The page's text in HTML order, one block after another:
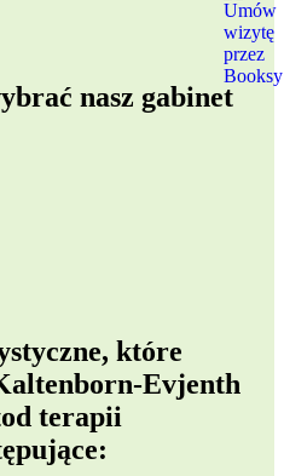
nasz gabinet
które
Evjenth
terapii